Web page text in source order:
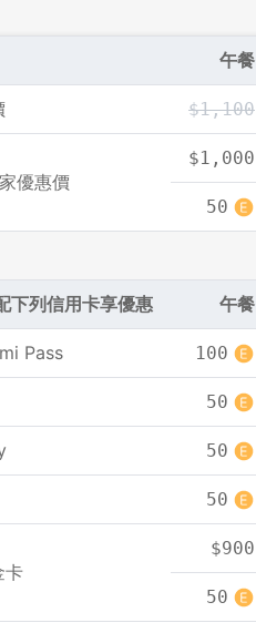
午餐
$1,100
優惠價
$1,000
50
下列信用卡享優惠 午餐
Pass 100
50
50
50
卡
$900
50